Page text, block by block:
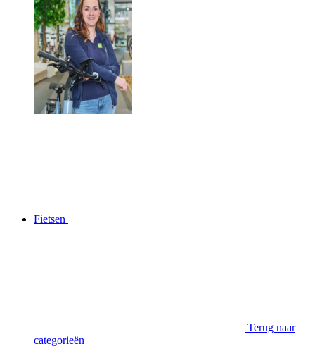
Fietsen
Terug naar
categorieën